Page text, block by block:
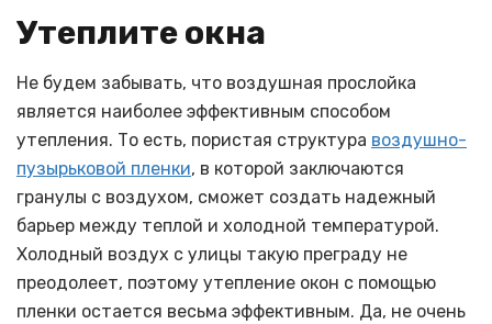
Утеплите окна
Не будем забывать, что воздушная прослойка
является наиболее эффективным способом
утепления. То есть, пористая структура воздушно-
пузырьковой пленки, в которой заключаются
гранулы с воздухом, сможет создать надежный
барьер между теплой и холодной температурой.
Холодный воздух с улицы такую преграду не
преодолеет, поэтому утепление окон с помощью
пленки остается весьма эффективным. Да, не очень